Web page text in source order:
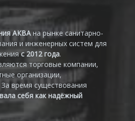
АКВАна рынке санитарно-
и инженерных систем для
с 2012 года.
торговые компании,
организации,
время существования
себя как надёжный